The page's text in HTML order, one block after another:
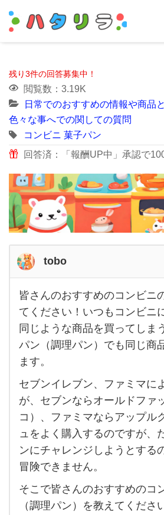
残り3件の回答募集中！
閲覧数：3.19K
日常でのおすすめの情報や商品
色々な事へでの関しての質問
コンビニ 菓子パン
回答済：「報酬UP中」承認で
tobo
皆さ
ん
の
お
す
す
め
の
コ
ン
ビ
ニ
皆さんのおすすめのコンビニ
てください！いつもコンビニ
同じような商品を買ってしま
パン（調理パン）でも同じ商
ます。
セブンイレブン、ファミマに
が、セブンならオールドファ
コ）、ファミマならアップル
ュをよく購入するのですが、
ンにチャレンジしようとする
冒険できません。
そこで皆さんのおすすめのコ
（調理パン）を教えてくださ